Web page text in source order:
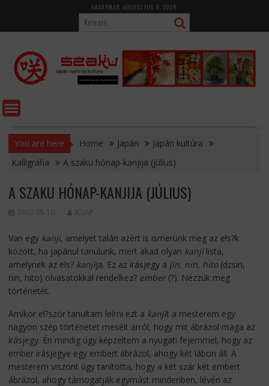
content
VASÁRNAP, AUGUSZTUS 9, 2026
You are here Home Japán
Japán kultúra
Kalligráfia
A szaku hónap-kanjija (július)
A SZAKU HÓNAP-KANJIJA (JÚLIUS)
2022.05.10. JOJAP
Van egy kanji, amelyet talán azért is ismerünk meg az els?k
között, ha japánul tanulunk, mert akad olyan kanji lista,
amelynek az els? kanjija. Ez az írásjegy a jin, nin, hito (dzsin,
nin, hito) olvasatokkal rendelkez? ember(?). Nézzük meg
történetét.
Amikor el?ször tanultam leírni ezt a kanjit a mesterem egy
nagyon szép történetet mesélt arról, hogy mit ábrázol maga az
írásjegy. Én mindig úgy képzeltem a nyugati fejemmel, hogy az
ember írásjegye egy embert ábrázol, ahogy két lábon áll. A
mesterem viszont úgy tanította, hogy a két szár két embert
ábrázol, ahogy támogatják egymást mindenben, lévén az